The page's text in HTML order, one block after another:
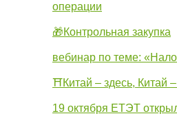
операции
🎁Контрольная закупка
вебинар по теме:
⛩Китай – здесь, Китай
19 октября ЕТЭТ